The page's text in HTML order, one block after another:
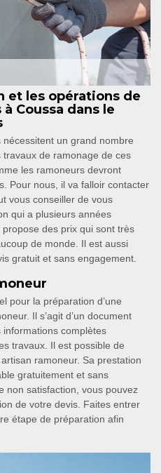
et les opérations de
Coussa dans le
un grand nombre
de ramonage de ces
les ramoneurs devront
Pour nous, il va falloir contacter
vous conseiller de vous
qui a plusieurs années
des prix qui sont très
de monde. Il est aussi
gratuit et sans engagement.
pour la préparation d’une
Il s’agit d’un document
complètes
travaux. Il est possible de
ramoneur. Sa prestation
gratuitement et sans
non satisfaction, vous pouvez
de votre devis. Faites entrer
étape de préparation afin